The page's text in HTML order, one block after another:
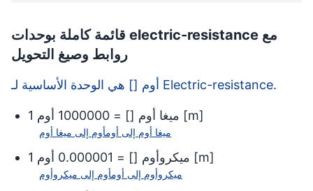
قائمة كاملة بوحدات electric-resistance مع
روابط وصيغ التحويل
أوم [] هي الوحدة الأساسية لـ Electric-resistance.
1 ميغا أوم [
] =
1000000 أوم [m]
ميغا أوم إلى أومأوم إلى ميغا أوم
1 ميكروأوم [
] =
0.000001 أوم [m]
ميكروأوم إلى أومأوم إلى ميكروأوم